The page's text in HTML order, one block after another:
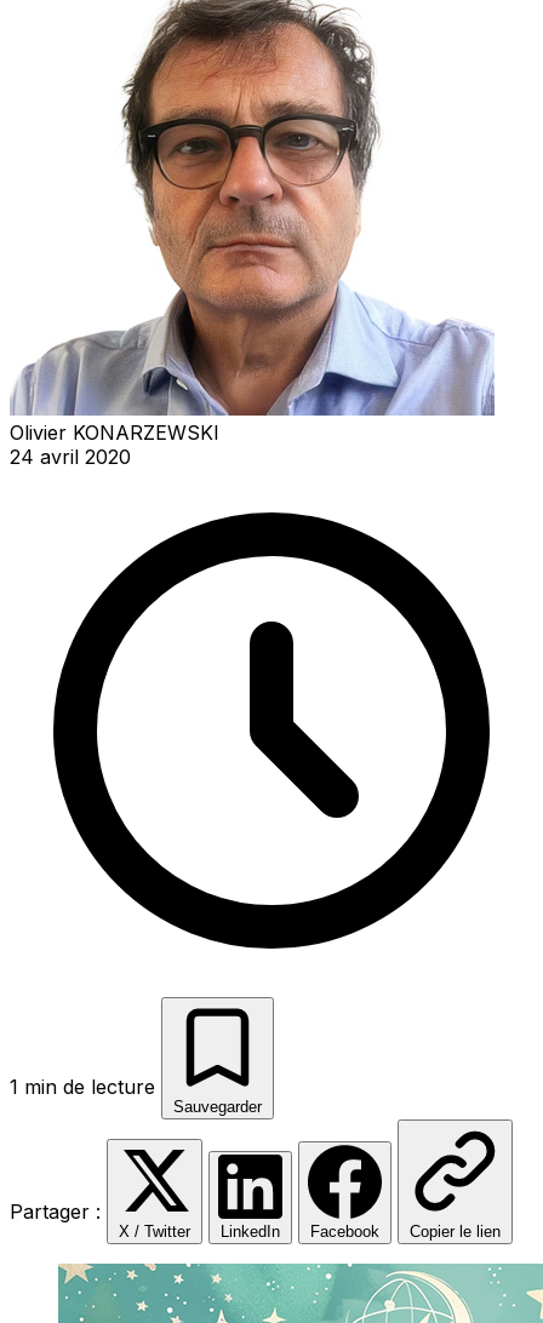
Olivier KONARZEWSKI
24 avril 2020
1 min de lecture
Sauvegarder
Partager :
X / Twitter LinkedIn Facebook Copier le lien